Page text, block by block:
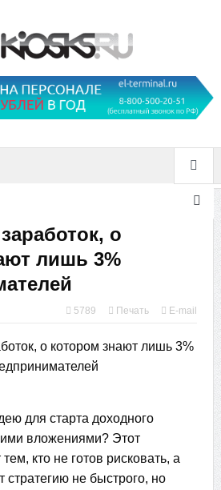
о
лишь 3%
5789 Печать E-mail
для старта доходного
вложениями? Этот
кто не готов рисковать, а
стратегию не быстрого, но